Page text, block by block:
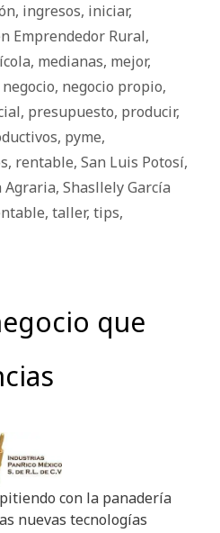
, ingresos, iniciar,
Emprendedor Rural,
, medianas, mejor,
negocio, negocio propio,
, presupuesto, producir,
, pyme,
, rentable, San Luis Potosí,
Agraria, Shasllely García
, taller, tips,
que
con la panadería
nuevas tecnologías